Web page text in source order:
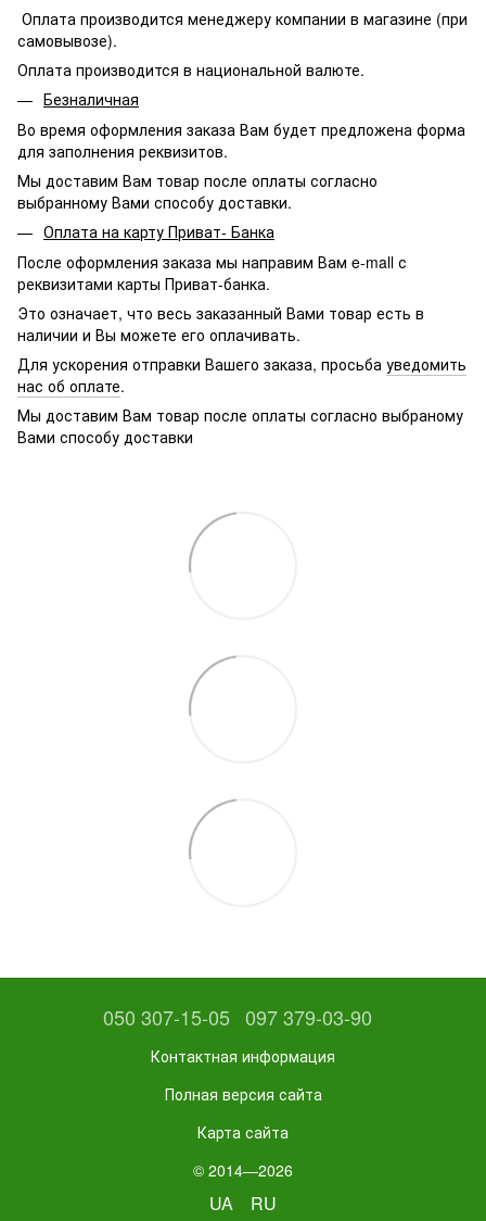
Оплата производится менеджеру компании в магазине (при
самовывозе).
Оплата производится в национальной валюте.
Безналичная
Во время оформления заказа Вам будет предложена форма
для заполнения реквизитов.
Мы доставим Вам товар после оплаты согласно
выбранному Вами способу доставки.
Оплата на карту Приват- Банка
После оформления заказа мы направим Вам e-mall с
реквизитами карты Приват-банка.
Это означает, что весь заказанный Вами товар есть в
наличии и Вы можете его оплачивать.
Для ускорения отправки Вашего заказа, просьба уведомить
нас об оплате.
Мы доставим Вам товар после оплаты согласно выбраному
Вами способу доставки
050 307-15-05 097 379-03-90
Контактная информация
Полная версия сайта
Карта сайта
© 2014—2026
UA RU